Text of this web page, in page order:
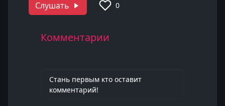
Слушать 0
Комментарии
Стань первым кто оставит
комментарий!